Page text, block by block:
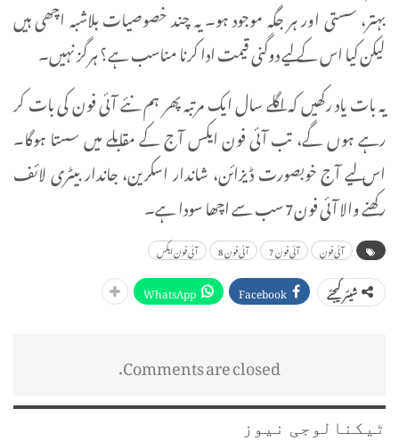
بہتر، سستی اور ہر جگہ موجود ہو۔ یہ چند خصوصیات بلاشبہ اچھی ہیں
لیکن کیا اس کے لیے دوگنی قیمت ادا کرنا مناسب ہے؟ ہرگز نہیں۔
یہ بات یاد رکھیں کہ اگلے سال ایک مرتبہ پھر ہم نئے آئی فون کی بات کر
رہے ہوں گے، تب آئی فون ایکس آج کے مقابلے میں سستا ہوگا۔
اس لیے آج خوبصورت ڈیزائن، شاندار اسکرین، جاندار بیٹری لائف
رکھنے والا آئی فون7 سب سے اچھا سودا ہے۔
آئی فون آئی فون 7 آئی فون 8 آئی فون ایکس
شیئر کیجئے Facebook
WhatsApp
Comments are closed.
ٹیکنالوجی نیوز